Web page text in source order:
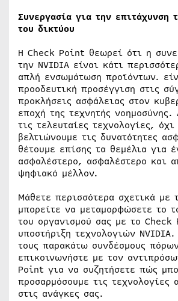
Συνεργασία για την επιτάχυνση
του δικτύου
Η Check Point θεωρεί ότι η
την NVIDIA είναι κάτι
απλή ενσωμάτωση προϊόντων.
προοδευτική προσέγγιση στις
προκλήσεις ασφάλειας στον
εποχή της τεχνητής νοημοσύνης.
τις τελευταίες τεχνολογίες, όχι
βελτιώνουμε τις δυνατότητες
θέτουμε επίσης τα θεμέλια για
ασφαλέστερο, ασφαλέστερο και
ψηφιακό μέλλον.
Μάθετε περισσότερα σχετικά με
μπορείτε να μεταμορφώσετε το
του οργανισμού σας με το
υποστήριξη τεχνολογιών
τους παρακάτω συνδέσμους
επικοινωνήστε με τον
Point για να συζητήσετε πώς
προσαρμόσουμε τις τεχνολογίες
στις ανάγκες σας.